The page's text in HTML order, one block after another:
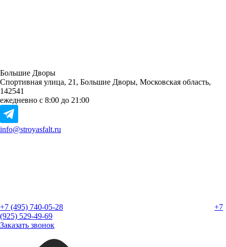
Большие Дворы
Спортивная улица, 21, Большие Дворы, Московская область,
142541
ежедневно с 8:00 до 21:00
info@stroyasfalt.ru
+7 (495) 740-05-28
+7
(925) 529-49-69
Заказать звонок